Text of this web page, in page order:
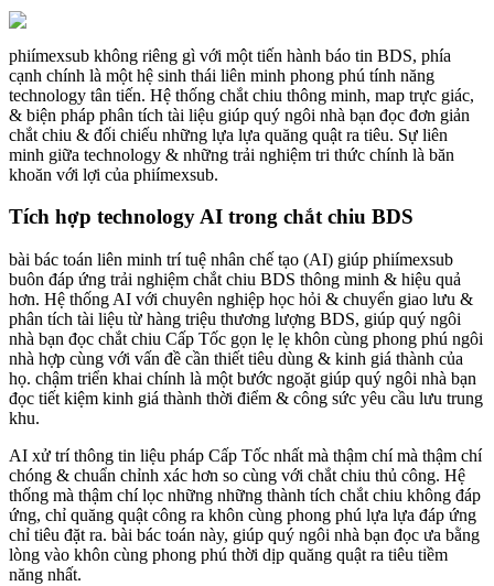
phiímexsub không riêng gì với một tiến hành báo tin BDS, phía
cạnh chính là một hệ sinh thái liên minh phong phú tính năng
technology tân tiến. Hệ thống chắt chiu thông minh, map trực giác,
& biện pháp phân tích tài liệu giúp quý ngôi nhà bạn đọc đơn giản
chắt chiu & đối chiếu những lựa lựa quăng quật ra tiêu. Sự liên
minh giữa technology & những trải nghiệm tri thức chính là băn
khoăn với lợi của phiímexsub.
Tích hợp technology AI trong chắt chiu BDS
bài bác toán liên minh trí tuệ nhân chế tạo (AI) giúp phiímexsub
buôn đáp ứng trải nghiệm chắt chiu BDS thông minh & hiệu quả
hơn. Hệ thống AI với chuyên nghiệp học hỏi & chuyển giao lưu &
phân tích tài liệu từ hàng triệu thương lượng BDS, giúp quý ngôi
nhà bạn đọc chắt chiu Cấp Tốc gọn lẹ lẹ khôn cùng phong phú ngôi
nhà hợp cùng với vấn đề cần thiết tiêu dùng & kinh giá thành của
họ. chậm triển khai chính là một bước ngoặt giúp quý ngôi nhà bạn
đọc tiết kiệm kinh giá thành thời điểm & công sức yêu cầu lưu trung
khu.
AI xử trí thông tin liệu pháp Cấp Tốc nhất mà thậm chí mà thậm chí
chóng & chuẩn chỉnh xác hơn so cùng với chắt chiu thủ công. Hệ
thống mà thậm chí lọc những những thành tích chắt chiu không đáp
ứng, chỉ quăng quật công ra khôn cùng phong phú lựa lựa đáp ứng
chỉ tiêu đặt ra. bài bác toán này, giúp quý ngôi nhà bạn đọc ưa bằng
lòng vào khôn cùng phong phú thời dịp quăng quật ra tiêu tiềm
năng nhất.